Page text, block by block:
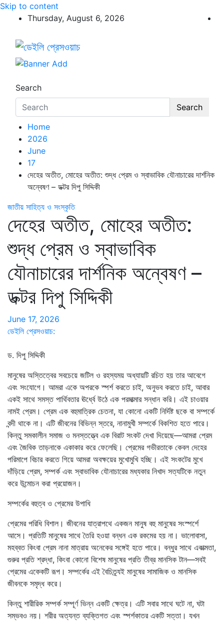
Skip to content
Thursday, August 6, 2026
ডেইলি প্রেসওয়াচ
ডেইলি প্রেসওয়াচ মুক্তিযুদ্ধের চেতনায় উদ্বুদ্ধ মুখপত্র
Search
Search
Home
2026
June
17
দেহের অতীত, মোহের অতীত: শুদ্ধ প্রেম ও স্বাভাবিক যৌনাচারের দার্শনিক
অন্বেষণ – ডক্টর দিপু সিদ্দিকী
জাতীয় সাহিত্য ও সংস্কৃতি
দেহের অতীত, মোহের অতীত:
শুদ্ধ প্রেম ও স্বাভাবিক
যৌনাচারের দার্শনিক অন্বেষণ –
ডক্টর দিপু সিদ্দিকী
June 17, 2026
ডেইলি প্রেসওয়াচ:
ড. দিপু সিদ্দিকী
মানুষের অস্তিত্বের সবচেয়ে জটিল ও রহস্যময় অধ্যায়টি রচিত হয় তার আবেগে
এবং সংযোগে। আমরা একে অপরকে স্পর্শ করতে চাই, অনুভব করতে চাই, আবার
একই সাথে সমস্ত পার্থিবতার ঊর্ধ্বে উঠে এক পরমাত্মার সন্ধান করি। এই চাওয়ার
নামই প্রেম। প্রেম এক বহুমাত্রিক চেতনা, যা কোনো একটি নির্দিষ্ট ছকে বা সম্পর্কে
বন্দী থাকে না। এটি জীবনের বিভিন্ন স্তরে, নানামুখী সম্পর্কে বিকশিত হতে পারে।
কিন্তু সমকালীন সমাজ ও মনস্তত্ত্বে এক বিরাট সংকট দেখা দিয়েছে—আমরা প্রেম
এবং জৈবিক তাড়নাকে একাকার করে ফেলেছি। প্রেমের গভীরতাকে কেবল দেহের
পরিমাপে বিচার করতে গিয়ে আমরা অবক্ষয়ের মুখোমুখি হচ্ছি। এই সংকটের মুখে
দাঁড়িয়ে প্রেম, সম্পর্ক এবং স্বাভাবিক যৌনাচারের মধ্যকার নিখাদ সত্যটিকে নতুন
করে উন্মোচন করা প্রয়োজন।
সম্পর্কের বহুত্ব ও প্রেমের উপাধি
প্রেমের পরিধি বিশাল। জীবনের যাত্রাপথে একজন মানুষ বহু মানুষের সংস্পর্শে
আসে। প্রতিটি মানুষের সাথে তৈরি হওয়া বন্ধন এক রকমের হয় না। ভালোবাসা,
মহব্বত কিংবা প্রেম নানা মাত্রায় অনেকের সঙ্গেই হতে পারে। বন্ধুর সাথে একাত্মতা,
গুরুর প্রতি শ্রদ্ধা, কিংবা কোনো বিশেষ মানুষের প্রতি তীব্র মানসিক টান—সবই
প্রেমের একেকটি রূপ। সম্পর্কের এই বৈচিত্র্যই মানুষের সামাজিক ও মানসিক
জীবনকে সমৃদ্ধ করে।
কিন্তু শারীরিক সম্পর্ক সম্পূর্ণ ভিন্ন একটি ক্ষেত্র। এটি সবার সাথে ঘটে না, ঘটা
সম্ভবও নয়। শরীর অত্যন্ত ব্যক্তিগত এবং স্পর্শকাতর একটি সত্তা। যখন